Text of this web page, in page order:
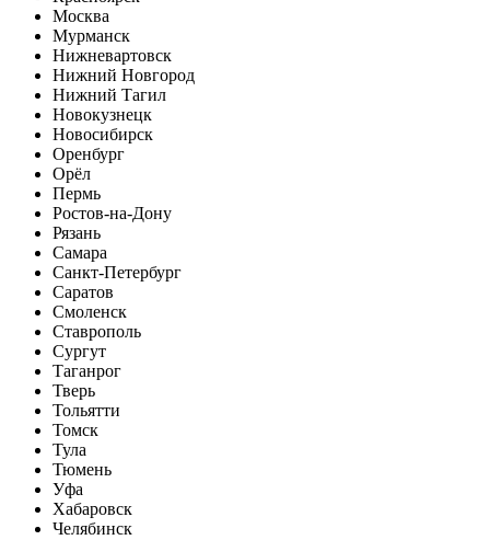
Москва
Мурманск
Нижневартовск
Нижний Новгород
Нижний Тагил
Новокузнецк
Новосибирск
Оренбург
Орёл
Пермь
Ростов-на-Дону
Рязань
Самара
Санкт-Петербург
Саратов
Смоленск
Ставрополь
Сургут
Таганрог
Тверь
Тольятти
Томск
Тула
Тюмень
Уфа
Хабаровск
Челябинск